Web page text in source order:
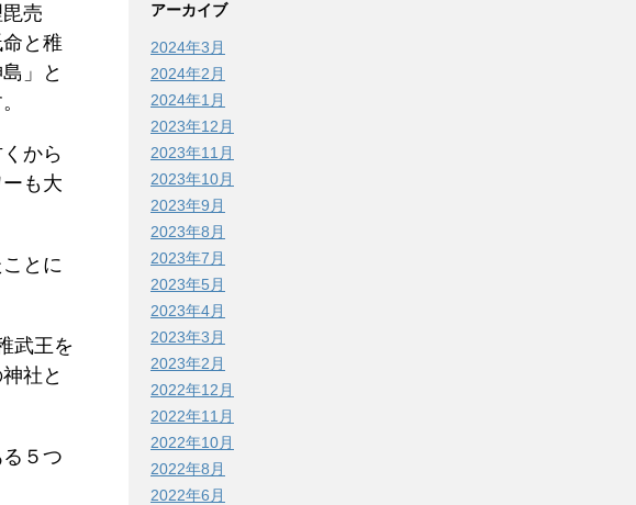
売
と稚
」と
から
も大
とに
武王を
社と
５つ
アーカイブ
2024年3月
2024年2月
2024年1月
2023年12月
2023年11月
2023年10月
2023年9月
2023年8月
2023年7月
2023年5月
2023年4月
2023年3月
2023年2月
2022年12月
2022年11月
2022年10月
2022年8月
2022年6月